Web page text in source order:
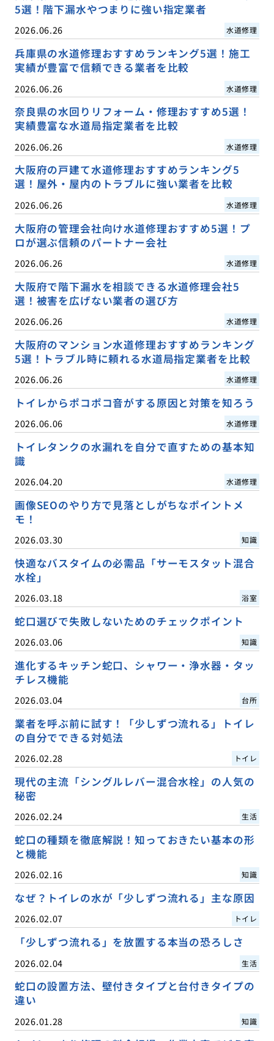
5選！階下漏水やつまりに強い指定業者
2026.06.26 水道修理
兵庫県の水道修理おすすめランキング5選！施工
実績が豊富で信頼できる業者を比較
2026.06.26 水道修理
奈良県の水回りリフォーム・修理おすすめ5選！
実績豊富な水道局指定業者を比較
2026.06.26 水道修理
大阪府の戸建て水道修理おすすめランキング5
選！屋外・屋内のトラブルに強い業者を比較
2026.06.26 水道修理
大阪府の管理会社向け水道修理おすすめ5選！プ
ロが選ぶ信頼のパートナー会社
2026.06.26 水道修理
大阪府で階下漏水を相談できる水道修理会社5
選！被害を広げない業者の選び方
2026.06.26 水道修理
大阪府のマンション水道修理おすすめランキング
5選！トラブル時に頼れる水道局指定業者を比較
2026.06.26 水道修理
トイレからポコポコ音がする原因と対策を知ろう
2026.06.06 水道修理
トイレタンクの水漏れを自分で直すための基本知
識
2026.04.20 水道修理
画像SEOのやり方で見落としがちなポイントメ
モ！
2026.03.30 知識
快適なバスタイムの必需品「サーモスタット混合
水栓」
2026.03.18 浴室
蛇口選びで失敗しないためのチェックポイント
2026.03.06 知識
進化するキッチン蛇口、シャワー・浄水器・タッ
チレス機能
2026.03.04 台所
業者を呼ぶ前に試す！「少しずつ流れる」トイレ
の自分でできる対処法
2026.02.28 トイレ
現代の主流「シングルレバー混合水栓」の人気の
秘密
2026.02.24 生活
蛇口の種類を徹底解説！知っておきたい基本の形
と機能
2026.02.16 知識
なぜ？トイレの水が「少しずつ流れる」主な原因
2026.02.07 トイレ
「少しずつ流れる」を放置する本当の恐ろしさ
2026.02.04 生活
蛇口の設置方法、壁付きタイプと台付きタイプの
違い
2026.01.28 知識